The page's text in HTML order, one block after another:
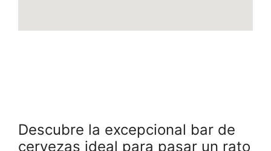
Descubre la excepcional bar de
cervezas ideal para pasar un rato